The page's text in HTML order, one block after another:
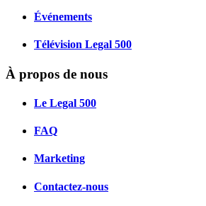
Événements
Télévision Legal 500
À propos de nous
Le Legal 500
FAQ
Marketing
Contactez-nous